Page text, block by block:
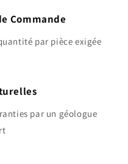
Commande
par pièce exigée
par un géologue